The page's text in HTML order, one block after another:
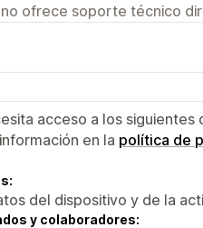
ofrece soporte técnico
acceso a los siguientes
en la política de
del dispositivo y de la
y colaboradores: